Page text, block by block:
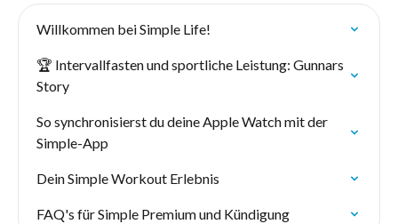
Willkommen bei Simple Life!
🏆 Intervallfasten und sportliche Leistung: Gunnars
Story
So synchronisierst du deine Apple Watch mit der
Simple-App
Dein Simple Workout Erlebnis
FAQ's für Simple Premium und Kündigung